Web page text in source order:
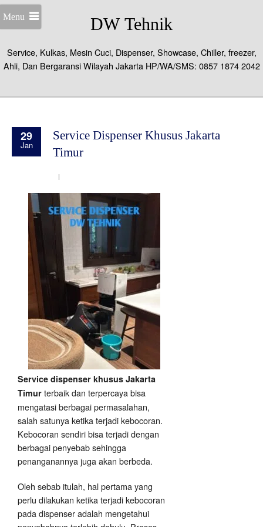
Menu DW Tehnik
Service, Kulkas, Mesin Cuci, Dispenser, Showcase, Chiller, freezer,
Ahli, Dan Bergaransi Wilayah Jakarta HP/WA/SMS: 0857 1874 2042
29
Jan
Service Dispenser Khusus Jakarta
Timur
Service dispenser khusus Jakarta
Timur terbaik dan terpercaya bisa
mengatasi berbagai permasalahan,
salah satunya ketika terjadi kebocoran.
Kebocoran sendiri bisa terjadi dengan
berbagai penyebab sehingga
penanganannya juga akan berbeda.
Oleh sebab itulah, hal pertama yang
perlu dilakukan ketika terjadi kebocoran
pada dispenser adalah mengetahui